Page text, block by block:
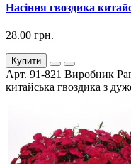
Насіння гвоздика
28.00 грн.
Купити
Арт. 91-821 Виробник
китайська гвоздика з